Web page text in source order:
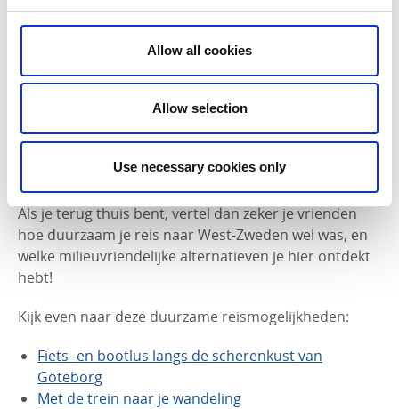
Allow all cookies
Allow selection
Use necessary cookies only
Het valt niet te ontkennen: het transport naar je
vakantiebestemming én ter plaatse heeft een grote
een zo duurzaam mogelijke vervoersvorm kiest. Zo
heeft West-Zweden uitstekende treinlijnen en handige
busverbindingen. En ter plaatse kan je zelfs met de
Als je terug thuis bent, vertel dan zeker je vrienden
hoe duurzaam je reis naar West-Zweden wel was, en
welke milieuvriendelijke alternatieven je hier ontdekt
hebt!
Kijk even naar deze duurzame reismogelijkheden:
Fiets- en bootlus langs de scherenkust van
Göteborg
Met de trein naar je wandeling